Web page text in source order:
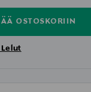
OSTOSKORIIN
Lelut